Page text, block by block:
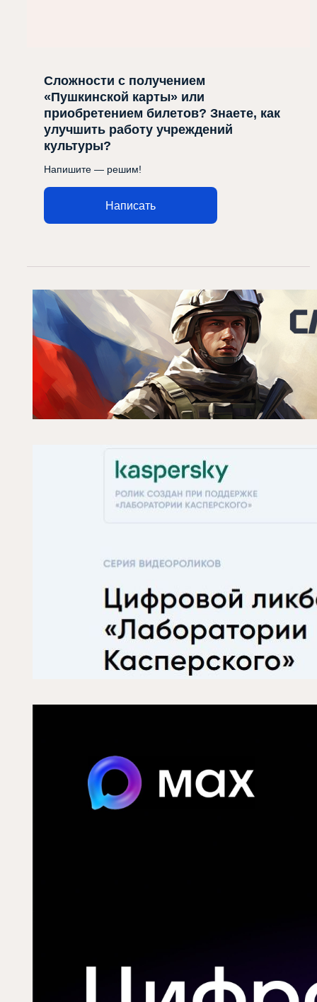
Сложности с получением
«Пушкинской карты» или
приобретением билетов? Знаете, как
улучшить работу учреждений
культуры?
Напишите — решим!
Написать